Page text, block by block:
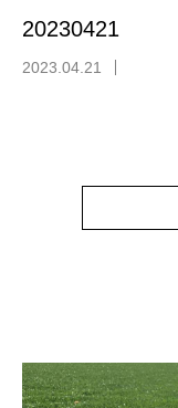
20230421
2023.04.21